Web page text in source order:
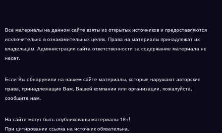
Все материалы на данном сайте взяты из открытых источников и предоставляются
исключительно в ознакомительных целях. Права на материалы принадлежат их
владельцам. Администрация сайта ответственности за содержание материала не
несет.
Если Вы обнаружили на нашем сайте материалы, которые нарушают авторские
права, принадлежащие Вам, Вашей компании или организации, пожалуйста,
сообщите нам.
На сайте могут быть опубликованы материалы 18+!
При цитировании ссылка на источник обязательна.